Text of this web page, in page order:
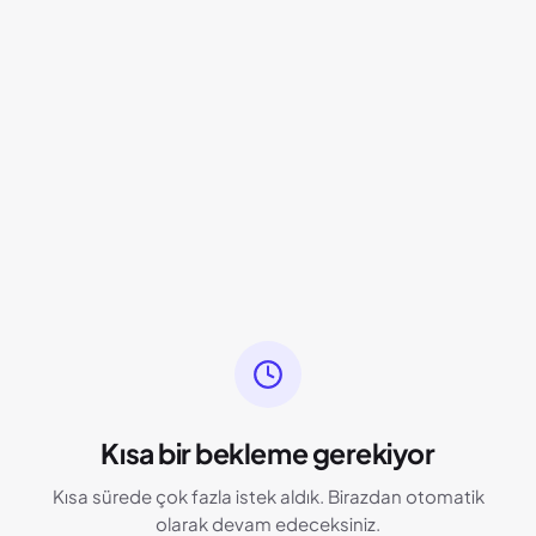
Kısa bir bekleme gerekiyor
Kısa sürede çok fazla istek aldık. Birazdan otomatik
olarak devam edeceksiniz.